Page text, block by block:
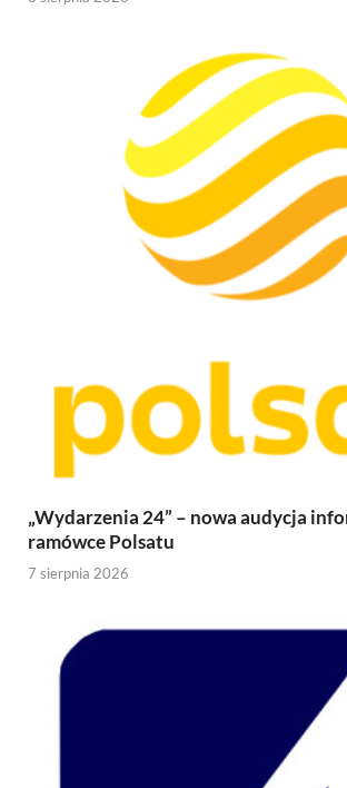
„Wydarzenia 24” – nowa audycja
ramówce Polsatu
7 sierpnia 2026